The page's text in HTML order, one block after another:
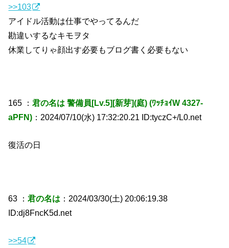
>>103
アイドル活動は仕事でやってるんだ
勘違いするなキモヲタ
休業してりゃ顔出す必要もブログ書く必要もない
165 ：君の名は 警備員[Lv.5][新芽](庭) (ﾜｯﾁｮｲW 4327-
aPFN) ：2024/07/10(水) 17:32:20.21 ID:tyczC+/L0.net
復活の日
63 ：君の名は ：2024/03/30(土) 20:06:19.38
ID:dj8FncK5d.net
>>54